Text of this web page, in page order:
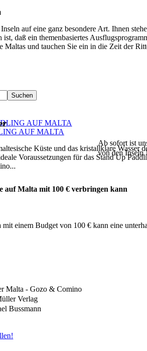
AUF MALTA
Küste und das kristallklare Wasser
Voraussetzungen für das Stand Up
auf eine ganz besondere Art. Ihnen
ist, daß ein themenbasiertes
Maltas und tauchen Sie ein in die Zeit der
Suchen
Ab sofort ist
von den Inseln
auf Malta mit 100 € verbringen kann
einem Budget von 100 € kann eine
Malta - Gozo & Comino
Verlag
Bussmann